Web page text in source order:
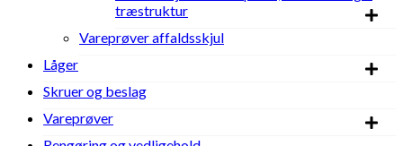
træstruktur
Vareprøver affaldsskjul
Låger
Skruer og beslag
Vareprøver